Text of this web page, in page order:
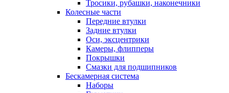
Тросики, рубашки, наконечники
Колесные части
Передние втулки
Задние втулки
Оси, эксцентрики
Камеры, флипперы
Покрышки
Смазки для подшипников
Бескамерная система
Наборы